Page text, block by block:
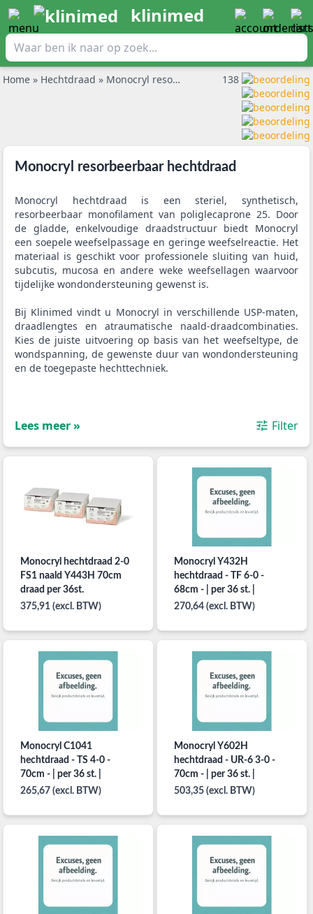
klinimed
Home » Hechtdraad » Monocryl resorbeerbaar hechtdraad 138
Monocryl resorbeerbaar hechtdraad
Monocryl hechtdraad is een steriel, synthetisch,
resorbeerbaar monofilament van poliglecaprone 25. Door
de gladde, enkelvoudige draadstructuur biedt Monocryl
een soepele weefselpassage en geringe weefselreactie. Het
materiaal is geschikt voor professionele sluiting van huid,
subcutis, mucosa en andere weke weefsellagen waarvoor
tijdelijke wondondersteuning gewenst is.
Bij Klinimed vindt u Monocryl in verschillende USP-maten,
draadlengtes en atraumatische naald-draadcombinaties.
Kies de juiste uitvoering op basis van het weefseltype, de
wondspanning, de gewenste duur van wondondersteuning
en de toegepaste hechttechniek.
Lees meer » Filter
Monocryl hechtdraad 2-0
FS1 naald Y443H 70cm
draad per 36st.
375,91 (excl. BTW)
Monocryl Y432H
hechtdraad - TF 6-0 -
68cm - | per 36 st. |
270,64 (excl. BTW)
Monocryl C1041
hechtdraad - TS 4-0 -
70cm - | per 36 st. |
265,67 (excl. BTW)
Monocryl Y602H
hechtdraad - UR-6 3-0 -
70cm - | per 36 st. |
503,35 (excl. BTW)